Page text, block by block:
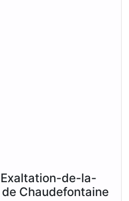
de-la-
Chaudefontaine